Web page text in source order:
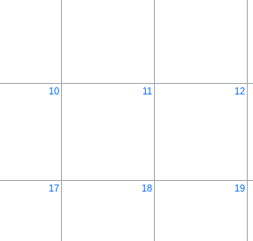
10 11 12
17 18 19